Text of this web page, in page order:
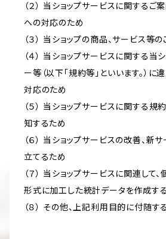
（２） 当ショップサービスに関するご
への対応のため
（３） 当ショップの商品、サービス等
（４） 当ショップサービスに関する当
ー等（以下「規約等」といいます。）
対応のため
（５） 当ショップサービスに関する
知するため
（６） 当ショップサービスの改善、新
立てるため
（７） 当ショップサービスに関連して
形式に加工した統計データを作成す
（８） その他、上記利用目的に付随す